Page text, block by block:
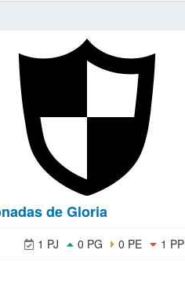
de Gloria
1 PP
0 PE
0 PG
1 PJ